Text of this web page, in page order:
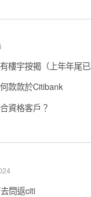
樓宇按揭（上年年尾已
款款於Citibank
資格客戶？
問返citi